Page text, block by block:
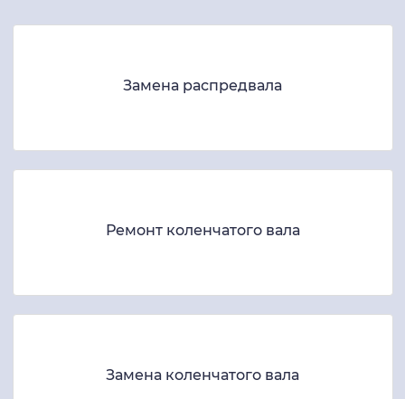
Замена распредвала
Ремонт коленчатого вала
Замена коленчатого вала